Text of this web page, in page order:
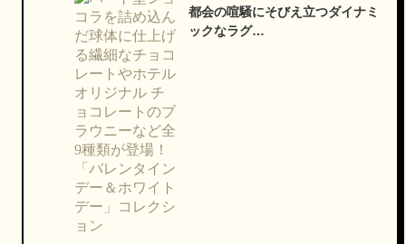
都会の喧騒にそびえ立つダイナミ
ックなラグ…